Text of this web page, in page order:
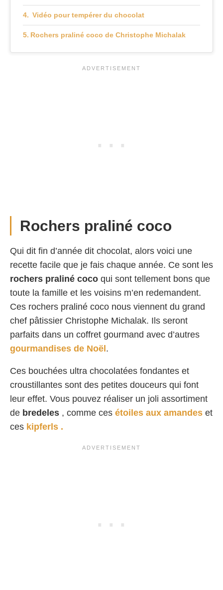
Vidéo pour tempérer du chocolat
Rochers praliné coco de Christophe Michalak
Rochers praliné coco
Qui dit fin d’année dit chocolat, alors voici une
recette facile que je fais chaque année. Ce sont les
rochers praliné coco qui sont tellement bons que
toute la famille et les voisins m’en redemandent.
Ces rochers praliné coco nous viennent du grand
chef pâtissier Christophe Michalak. Ils seront
parfaits dans un coffret gourmand avec d’autres
gourmandises de Noël.
Ces bouchées ultra chocolatées fondantes et
croustillantes sont des petites douceurs qui font
leur effet. Vous pouvez réaliser un joli assortiment
de bredeles , comme ces étoiles aux amandes et
ces kipferls .